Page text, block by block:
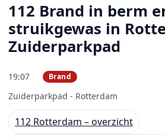
112 Brand in berm
struikgewas in
Zuiderparkpad
19:07 Brand
Zuiderparkpad - Rotterdam
112 Rotterdam – overzicht